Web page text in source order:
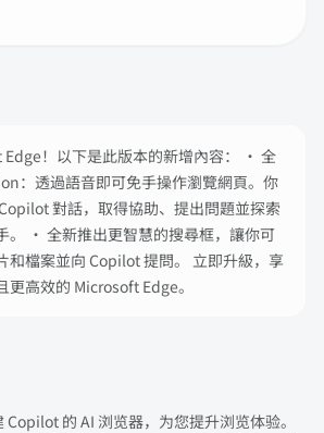
！以下是此版本的新增內容： • 全
：透過語音即可免手操作瀏覽網頁。你
對話，取得協助、提出問題並探索
。 • 全新推出更智慧的搜尋框，讓你可
和檔案並向 Copilot 提問。 立即升級，享
更高效的 Microsoft Edge。
的 AI 浏览器，为您提升浏览体验。